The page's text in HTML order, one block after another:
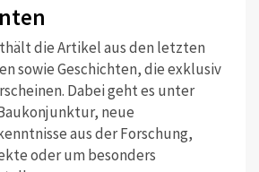
die Artikel aus den letzten
sowie Geschichten, die exklusiv
Dabei geht es unter
neue
aus der Forschung,
oder um besonders